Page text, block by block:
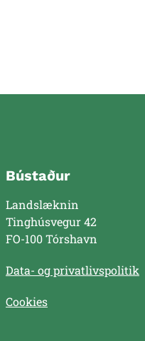
Bústaður
Landslæknin
Tinghúsvegur 42
FO-100 Tórshavn
Data- og privatlivspolitik
Cookies